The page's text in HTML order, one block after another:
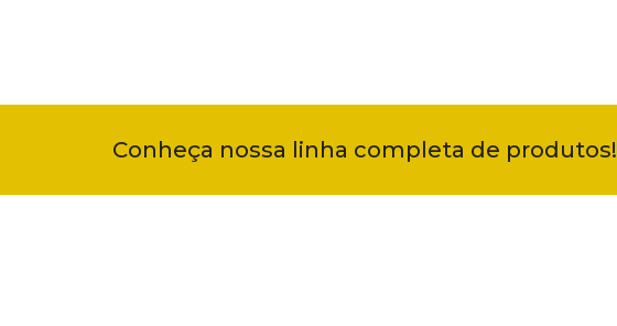
Conheça nossa linha completa de produtos!